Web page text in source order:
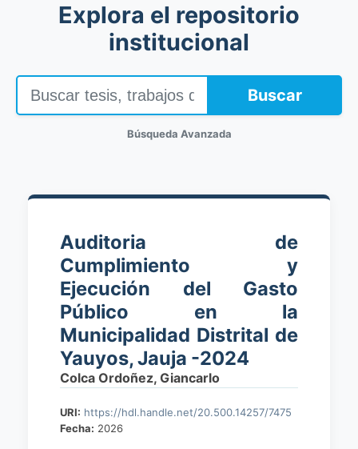
Explora el repositorio
institucional
Buscar
Búsqueda Avanzada
Auditoria de
Cumplimiento y
Ejecución del Gasto
Público en la
Municipalidad Distrital de
Yauyos, Jauja -2024
Colca Ordoñez, Giancarlo
URI: https://hdl.handle.net/20.500.14257/7475
Fecha: 2026